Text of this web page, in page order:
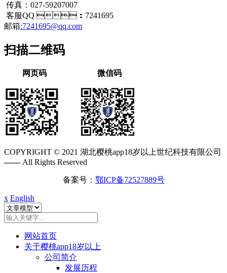
传真：027-59207007
客服QQ ：7241695
邮箱:7241695@qq.com
扫描二维码
网页码 微信码
COPYRIGHT © 2021 湖北樱桃app18岁以上世纪科技有限公司
——All Rights Reserved
备案号： 鄂ICP备72527889号
x English
网站首页
关于樱桃app18岁以上
公司简介
发展历程